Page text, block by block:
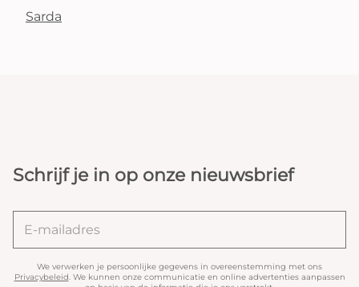
Sarda
Schrijf je in op onze nieuwsbrief
We verwerken je persoonlijke gegevens in overeenstemming met ons
Privacybeleid. We kunnen onze communicatie en online advertenties aanpassen